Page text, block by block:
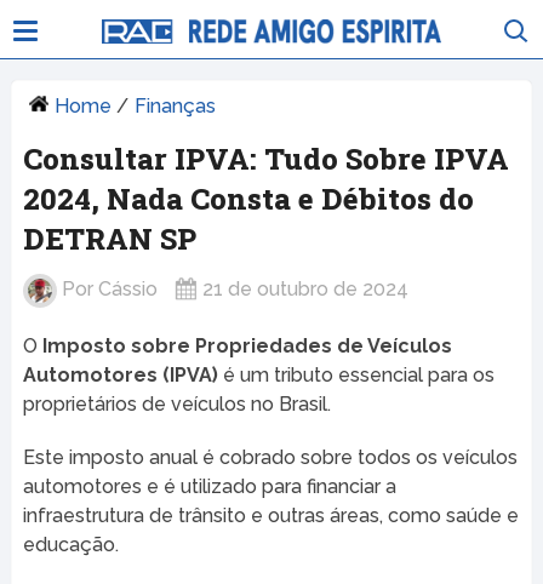
Home / Finanças
Consultar IPVA: Tudo Sobre IPVA
2024, Nada Consta e Débitos do
DETRAN SP
Por Cássio 21 de outubro de 2024
O Imposto sobre Propriedades de Veículos
Automotores (IPVA)é um tributo essencial para os
proprietários de veículos no Brasil.
Este imposto anual é cobrado sobre todos os veículos
automotores e é utilizado para financiar a
infraestrutura de trânsito e outras áreas, como saúde e
educação.